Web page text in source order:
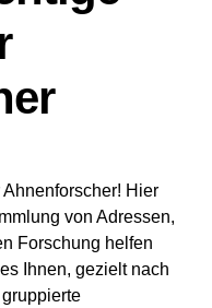
Hier
von Adressen,
Forschung helfen
Ihnen, gezielt nach